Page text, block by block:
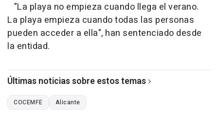
"La playa no empieza cuando llega el verano.
La playa empieza cuando todas las personas
pueden acceder a ella", han sentenciado desde
la entidad.
Últimas noticias sobre estos temas
COCEMFE Alicante